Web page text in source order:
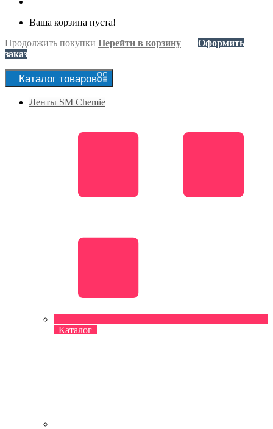
Ваша корзина пуста!
Продолжить покупки Перейти в корзину
Оформить
заказ
Каталог товаров
Ленты SM Chemie
Каталог